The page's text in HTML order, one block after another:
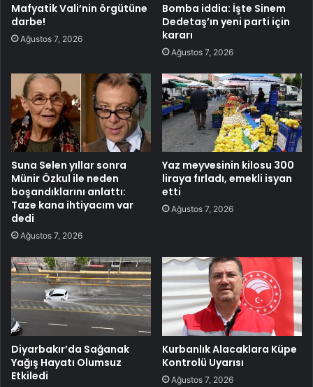
Mafyatik Vali’nin örgütüne
darbe!
Ağustos 7, 2026
Bomba iddia: İşte Sinem
Dedetaş’ın yeni parti için
kararı
Ağustos 7, 2026
Suna Selen yıllar sonra
Münir Özkul ile neden
boşandıklarını anlattı:
Taze kana ihtiyacım var
dedi
Ağustos 7, 2026
Yaz meyvesinin kilosu 300
liraya fırladı, emekli isyan
etti
Ağustos 7, 2026
Diyarbakır’da Sağanak
Yağış Hayatı Olumsuz
Etkiledi
Kurbanlık Alacaklara Küpe
Kontrolü Uyarısı
Ağustos 7, 2026